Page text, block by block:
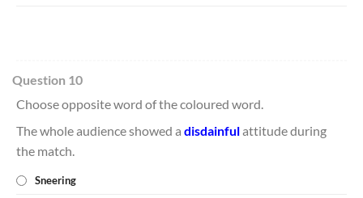
Question 10
Choose opposite word of the coloured word.
The whole audience showed a disdainfulattitude during
the match.
Sneering